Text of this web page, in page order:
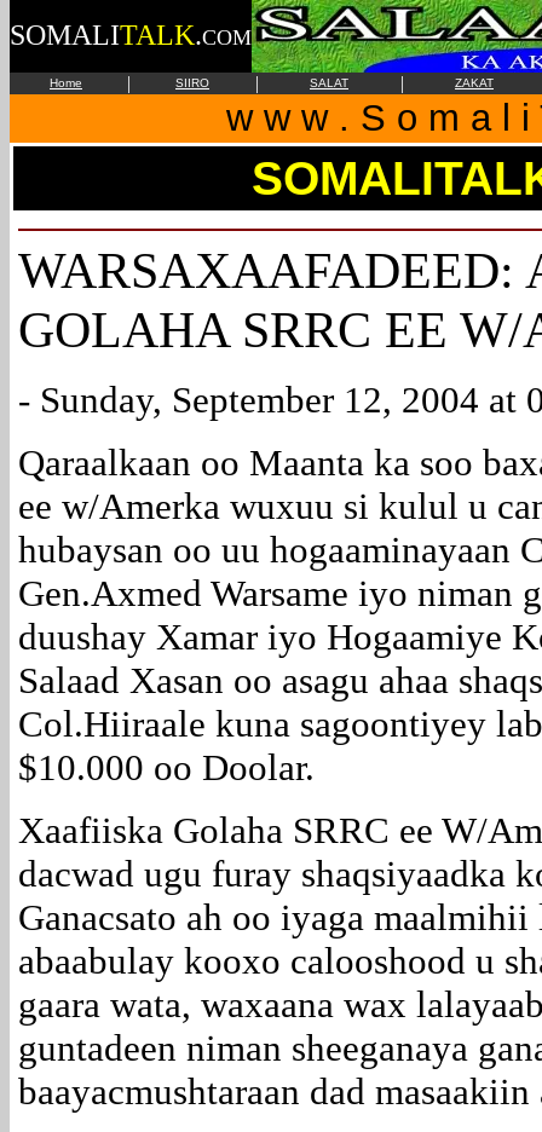
SOMALITALK.COM
Home | SIIRO | SALAT | ZAKAT
w w w . S o m a l
WARSAXAAFADEED:
GOLAHA SRRC EE
- Sunday, September 12, 2004 at
Qaraalkaan oo Maanta ka soo
ee w/Amerka wuxuu si kulul u
hubaysan oo uu hogaaminayaan
Gen.Axmed Warsame iyo niman
duushay Xamar iyo Hogaamiye
Salaad Xasan oo asagu ahaa
Col.Hiiraale kuna sagoontiyey
$10.000 oo Doolar.
Xaafiiska Golaha SRRC ee W/
dacwad ugu furay shaqsiyaadka
Ganacsato ah oo iyaga maalmihii
abaabulay kooxo calooshood u
gaara wata, waxaana wax
guntadeen niman sheeganaya
baayacmushtaraan dad